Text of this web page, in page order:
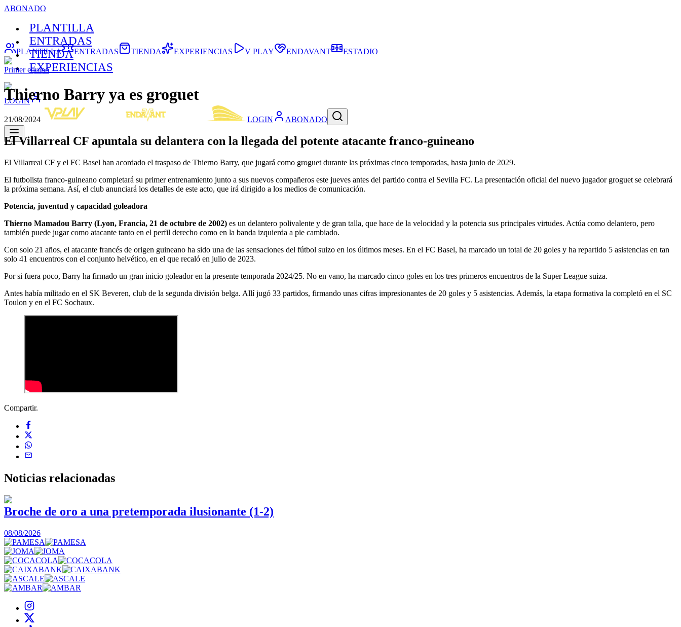
ABONADO
PLANTILLA
ENTRADAS
TIENDA
EXPERIENCIAS
LOGIN
LOGIN ABONADO
PLANTILLA ENTRADAS TIENDA EXPERIENCIAS V PLAY ENDAVANT ESTADIO
Primer equipo
Thierno Barry ya es groguet
21/08/2024
El Villarreal CF apuntala su delantera con la llegada del potente atacante franco-guineano
El Villarreal CF y el FC Basel han acordado el traspaso de Thierno Barry, que jugará como groguet durante las próximas cinco temporadas, hasta junio de 2029.
El futbolista franco-guineano completará su primer entrenamiento junto a sus nuevos compañeros este jueves antes del partido contra el Sevilla FC. La presentación oficial del nuevo jugador groguet se celebrará
la próxima semana. Así, el club anunciará los detalles de este acto, que irá dirigido a los medios de comunicación.
Potencia, juventud y capacidad goleadora
Thierno Mamadou Barry (Lyon, Francia, 21 de octubre de 2002) es un delantero polivalente y de gran talla, que hace de la velocidad y la potencia sus principales virtudes. Actúa como delantero, pero
también puede jugar como atacante tanto en el perfil derecho como en la banda izquierda a pie cambiado.
Con solo 21 años, el atacante francés de origen guineano ha sido una de las sensaciones del fútbol suizo en los últimos meses. En el FC Basel, ha marcado un total de 20 goles y ha repartido 5 asistencias en tan
solo 41 encuentros con el conjunto helvético, en el que recaló en julio de 2023.
Por si fuera poco, Barry ha firmado un gran inicio goleador en la presente temporada 2024/25. No en vano, ha marcado cinco goles en los tres primeros encuentros de la Super League suiza.
Antes había militado en el SK Beveren, club de la segunda división belga. Allí jugó 33 partidos, firmando unas cifras impresionantes de 20 goles y 5 asistencias. Además, la etapa formativa la completó en el SC
Toulon y en el FC Sochaux.
Compartir.
Noticias relacionadas
Broche de oro a una pretemporada ilusionante (1-2)
08/08/2026